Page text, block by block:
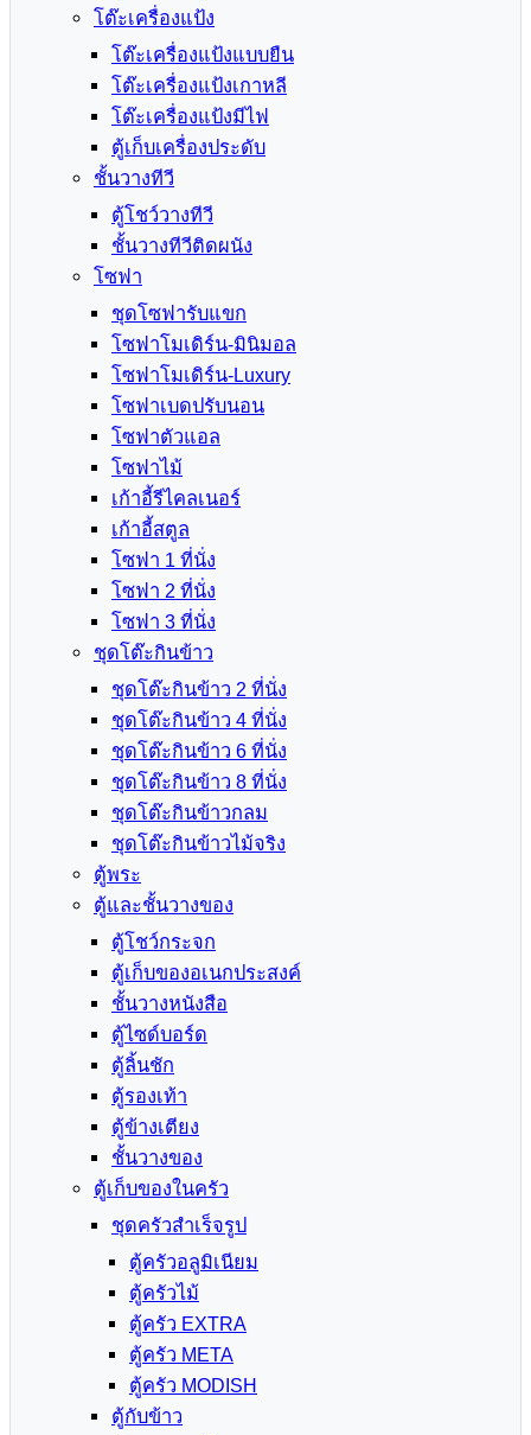
โต๊ะเครื่องแป้ง
โต๊ะเครื่องแป้งแบบยืน
โต๊ะเครื่องแป้งเกาหลี
โต๊ะเครื่องแป้งมีไฟ
ตู้เก็บเครื่องประดับ
ชั้นวางทีวี
ตู้โชว์วางทีวี
ชั้นวางทีวีติดผนัง
โซฟา
ชุดโซฟารับแขก
โซฟาโมเดิร์น-มินิมอล
โซฟาโมเดิร์น-Luxury
โซฟาเบดปรับนอน
โซฟาตัวแอล
โซฟาไม้
เก้าอี้รีไคลเนอร์
เก้าอี้สตูล
โซฟา 1 ที่นั่ง
โซฟา 2 ที่นั่ง
โซฟา 3 ที่นั่ง
ชุดโต๊ะกินข้าว
ชุดโต๊ะกินข้าว 2 ที่นั่ง
ชุดโต๊ะกินข้าว 4 ที่นั่ง
ชุดโต๊ะกินข้าว 6 ที่นั่ง
ชุดโต๊ะกินข้าว 8 ที่นั่ง
ชุดโต๊ะกินข้าวกลม
ชุดโต๊ะกินข้าวไม้จริง
ตู้พระ
ตู้และชั้นวางของ
ตู้โชว์กระจก
ตู้เก็บของอเนกประสงค์
ชั้นวางหนังสือ
ตู้ไซด์บอร์ด
ตู้ลิ้นชัก
ตู้รองเท้า
ตู้ข้างเตียง
ชั้นวางของ
ตู้เก็บของในครัว
ชุดครัวสำเร็จรูป
ตู้ครัวอลูมิเนียม
ตู้ครัวไม้
ตู้ครัว EXTRA
ตู้ครัว META
ตู้ครัว MODISH
ตู้กับข้าว